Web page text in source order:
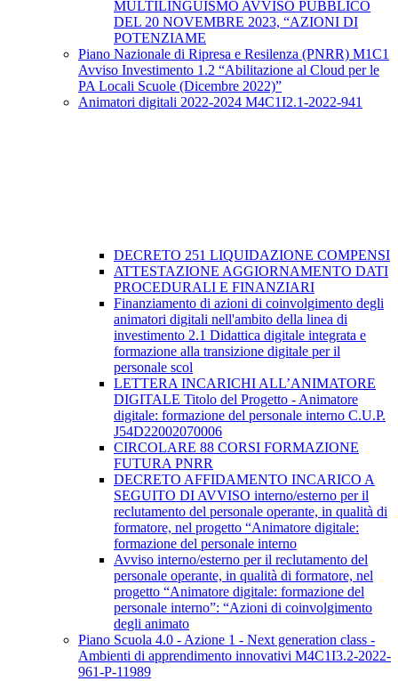
MULTILINGUISMO AVVISO PUBBLICO
DEL 20 NOVEMBRE 2023, “AZIONI DI
POTENZIAME
Piano Nazionale di Ripresa e Resilenza (PNRR) M1C1
Avviso Investimento 1.2 “Abilitazione al Cloud per le
PA Locali Scuole (Dicembre 2022)”
Animatori digitali 2022-2024 M4C1I2.1-2022-941
DECRETO 251 LIQUIDAZIONE COMPENSI
ATTESTAZIONE AGGIORNAMENTO DATI
PROCEDURALI E FINANZIARI
Finanziamento di azioni di coinvolgimento degli
animatori digitali nell'ambito della linea di
investimento 2.1 Didattica digitale integrata e
formazione alla transizione digitale per il
personale scol
LETTERA INCARICHI ALL’ANIMATORE
DIGITALE Titolo del Progetto - Animatore
digitale: formazione del personale interno C.U.P.
J54D22002070006
CIRCOLARE 88 CORSI FORMAZIONE
FUTURA PNRR
DECRETO AFFIDAMENTO INCARICO A
SEGUITO DI AVVISO interno/esterno per il
reclutamento del personale operante, in qualità di
formatore, nel progetto “Animatore digitale:
formazione del personale interno
Avviso interno/esterno per il reclutamento del
personale operante, in qualità di formatore, nel
progetto “Animatore digitale: formazione del
personale interno”: “Azioni di coinvolgimento
degli animato
Piano Scuola 4.0 - Azione 1 - Next generation class -
Ambienti di apprendimento innovativi M4C1I3.2-2022-
961-P-11989